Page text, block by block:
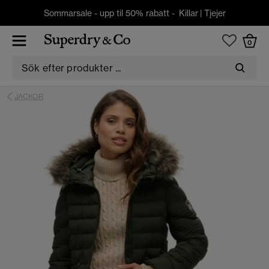
Sommarsale - upp til 50% rabatt - Killar| Tjejer
0
JACKOR